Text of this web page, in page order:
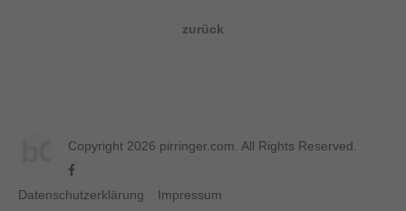
zurück
Copyright 2026 pirringer.com. All Rights Reserved.
Datenschutzerklärung Impressum